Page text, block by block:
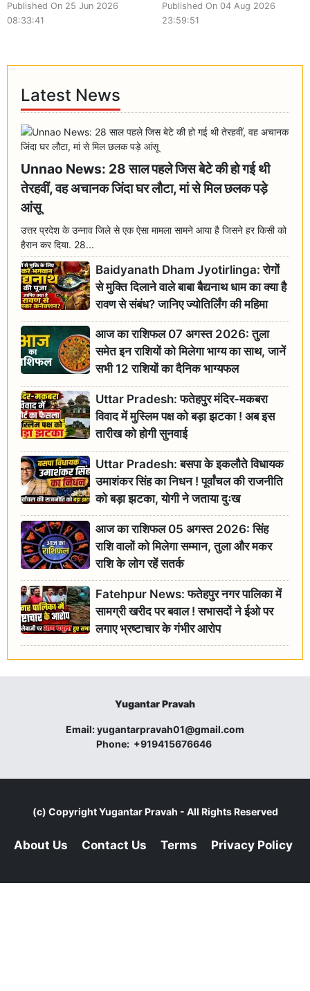
Published On 25 Jun 2026
08:33:41
Published On 04 Aug 2026
23:59:51
Latest News
Unnao News: 28 साल पहले जिस बेटे की हो गई थी
तेरहवीं, वह अचानक जिंदा घर लौटा, मां से मिल छलक पड़े
आंसू
उत्तर प्रदेश के उन्नाव जिले से एक ऐसा मामला सामने आया है जिसने हर किसी को
हैरान कर दिया. 28...
Baidyanath Dham Jyotirlinga: रोगों
से मुक्ति दिलाने वाले बाबा बैद्यनाथ धाम का क्या है
रावण से संबंध? जानिए ज्योतिर्लिंग की महिमा
आज का राशिफल 07 अगस्त 2026: तुला
समेत इन राशियों को मिलेगा भाग्य का साथ, जानें
सभी 12 राशियों का दैनिक भाग्यफल
Uttar Pradesh: फतेहपुर मंदिर-मकबरा
विवाद में मुस्लिम पक्ष को बड़ा झटका ! अब इस
तारीख को होगी सुनवाई
Uttar Pradesh: बसपा के इकलौते विधायक
उमाशंकर सिंह का निधन ! पूर्वांचल की राजनीति
को बड़ा झटका, योगी ने जताया दुःख
आज का राशिफल 05 अगस्त 2026: सिंह
राशि वालों को मिलेगा सम्मान, तुला और मकर
राशि के लोग रहें सतर्क
Fatehpur News: फतेहपुर नगर पालिका में
सामग्री खरीद पर बवाल ! सभासदों ने ईओ पर
लगाए भ्रष्टाचार के गंभीर आरोप
Yugantar Pravah
Email:yugantarpravah01@gmail.com
Phone: +919415676646
(c) CopyrightYugantar Pravah - All Rights Reserved
About Us Contact Us Terms Privacy Policy